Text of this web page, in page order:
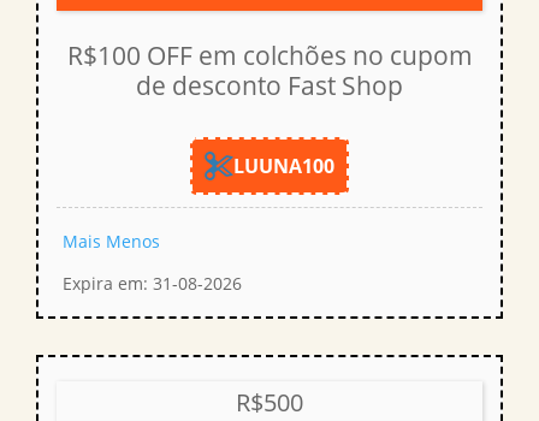
R$100 OFF em colchões no cupom
de desconto Fast Shop
LUUNA100
Mais Menos
Expira em: 31-08-2026
R$500